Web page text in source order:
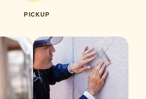
PICKUP